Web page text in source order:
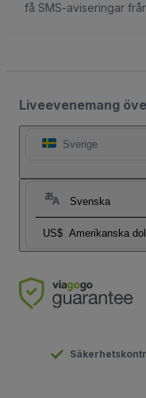
få SMS-aviseringar
Liveevenemang
Sverige
Svenska
US$ Amerikanska